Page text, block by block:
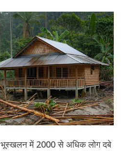
भूस्खलन में 2000 से अधिक लोग दबे